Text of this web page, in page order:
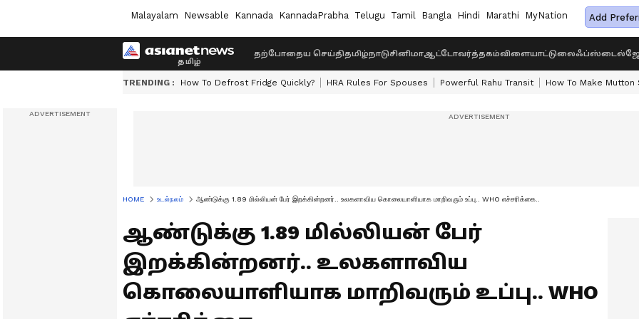
Malayalam Newsable Kannada KannadaPrabha Telugu Tamil Bangla Hindi Marathi MyNation Add
தற்போதைய செய்திதமிழ்நாடுசினிமாஆட்டோவர்த்தகம்விளையாட்டுலைஃப்ஸ்டைல்
TRENDING : How To Defrost Fridge Quickly? HRA Rules For Spouses Powerful Rahu Transit How To Make Mutton
HOME உடல்நலம் ஆண்டுக்கு 1.89 மில்லியன் பேர் இறக்கின்றனர்.. உலகளாவிய கொலையாளியாக மாறிவரும் உப்பு.. WHO எச்சரிக்கை..
ஆண்டுக்கு 1.89 மில்லியன் பேர்
இறக்கின்றனர்.. உலகளாவிய
கொலையாளியாக மாறிவரும் உப்பு.. WHO